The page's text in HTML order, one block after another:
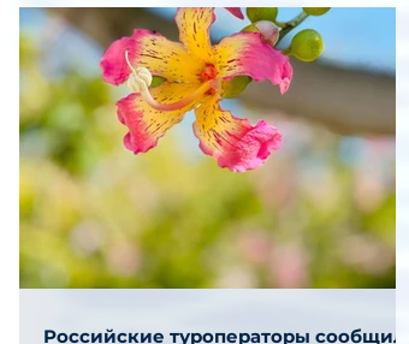
Российские туроператоры сообщили